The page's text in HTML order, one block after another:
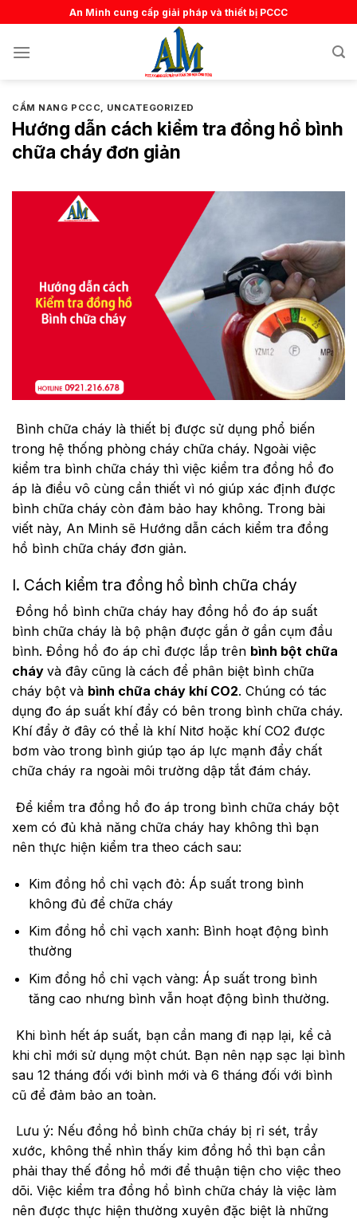
to
content
An Minh cung cấp giải pháp và thiết bị PCCC
CẨM NANG PCCC, UNCATEGORIZED
Hướng dẫn cách kiểm tra đồng hồ bình
chữa cháy đơn giản
Bình chữa cháy là thiết bị được sử dụng phổ biến
trong hệ thống phòng cháy chữa cháy. Ngoài việc
kiểm tra bình chữa cháy thì việc kiểm tra đồng hồ đo
áp là điều vô cùng cần thiết vì nó giúp xác định được
bình chữa cháy còn đảm bảo hay không. Trong bài
viết này, An Minh sẽ Hướng dẫn cách kiểm tra đồng
hồ bình chữa cháy đơn giản.
I. Cách kiểm tra đồng hồ bình chữa cháy
Đồng hồ bình chữa cháy hay đồng hồ đo áp suất
bình chữa cháy là bộ phận được gắn ở gần cụm đầu
bình. Đồng hồ đo áp chỉ được lắp trên bình bột chữa
cháy và đây cũng là cách để phân biệt bình chữa
cháy bột và bình chữa cháy khí CO2. Chúng có tác
dụng đo áp suất khí đẩy có bên trong bình chữa cháy.
Khí đẩy ở đây có thể là khí Nitơ hoặc khí CO2 được
bơm vào trong bình giúp tạo áp lực mạnh đẩy chất
chữa cháy ra ngoài môi trường dập tắt đám cháy.
Để kiểm tra đồng hồ đo áp trong bình chữa cháy bột
xem có đủ khả năng chữa cháy hay không thì bạn
nên thực hiện kiểm tra theo cách sau:
Kim đồng hồ chỉ vạch đỏ: Áp suất trong bình
không đủ để chữa cháy
Kim đồng hồ chỉ vạch xanh: Bình hoạt động bình
thường
Kim đồng hồ chỉ vạch vàng: Áp suất trong bình
tăng cao nhưng bình vẫn hoạt động bình thường.
Khi bình hết áp suất, bạn cần mang đi nạp lại, kể cả
khi chỉ mới sử dụng một chút. Bạn nên nạp sạc lại bình
sau 12 tháng đối với bình mới và 6 tháng đối với bình
cũ để đảm bảo an toàn.
Lưu ý: Nếu đồng hồ bình chữa cháy bị rỉ sét, trầy
xước, không thể nhìn thấy kim đồng hồ thì bạn cần
phải thay thế đồng hồ mới để thuận tiện cho việc theo
dõi. Việc kiểm tra đồng hồ bình chữa cháy là việc làm
nên được thực hiện thường xuyên đặc biệt là những